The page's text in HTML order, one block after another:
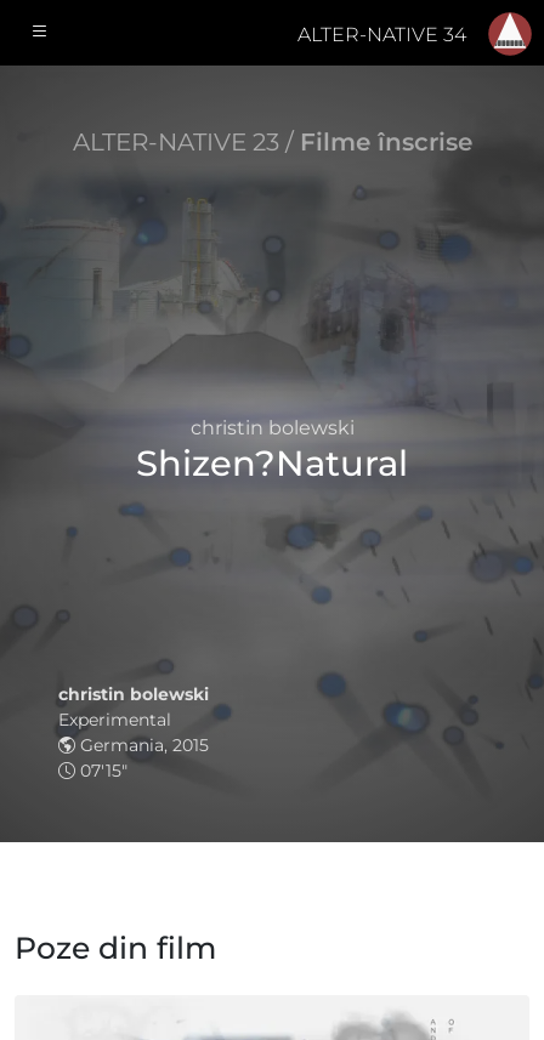
ALTER-NATIVE 34
ALTER-NATIVE 23 / Filme înscrise
christin bolewski
Shizen?Natural
christin bolewski
Experimental
Germania, 2015
07'15"
Poze din film